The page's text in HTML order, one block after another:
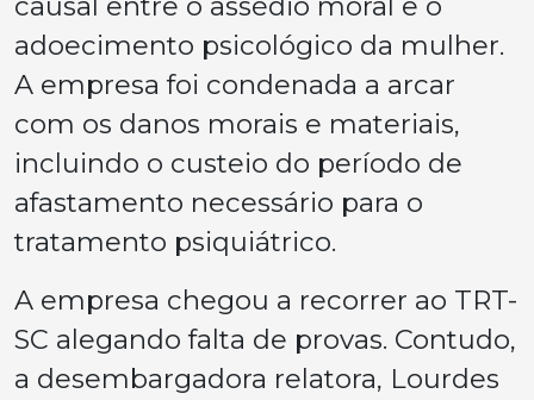
adoecimento psicológico da mulher.
A empresa foi condenada a arcar
com os danos morais e materiais,
incluindo o custeio do período de
afastamento necessário para o
tratamento psiquiátrico.
A empresa chegou a recorrer ao TRT-
SC alegando falta de provas. Contudo,
a desembargadora relatora, Lourdes